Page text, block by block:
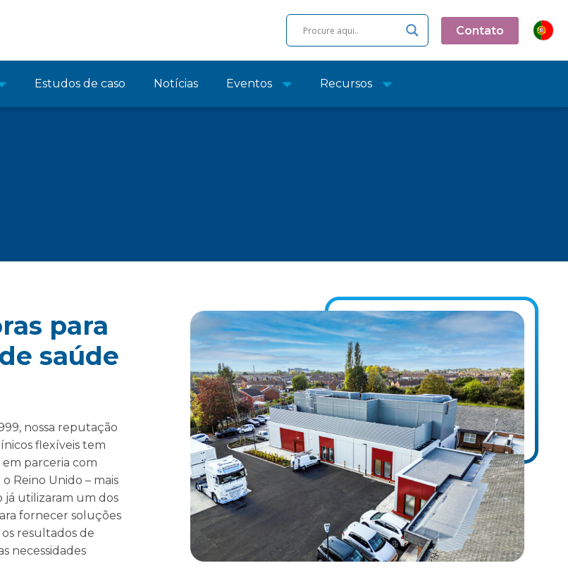
Contato
Estudos de caso Notícias Eventos Recursos
para
saúde
nossa reputação
flexíveis tem
parceria com
Reino Unido – mais
já utilizaram um dos
fornecer soluções
resultados de
necessidades